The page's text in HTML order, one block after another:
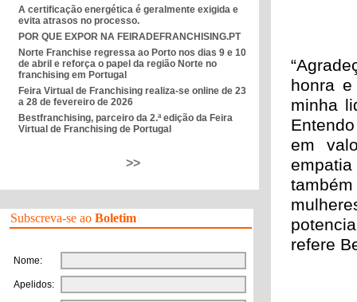
A certificação energética é geralmente exigida e
evita atrasos no processo.
POR QUE EXPOR NA FEIRADEFRANCHISING.PT
Norte Franchise regressa ao Porto nos dias 9 e 10
de abril e reforça o papel da região Norte no
franchising em Portugal
Feira Virtual de Franchising realiza-se online de 23
a 28 de fevereiro de 2026
Bestfranchising, parceiro da 2.ª edição da Feira
Virtual de Franchising de Portugal
>>
Subscreva-se ao Boletim
Nome:
Apelidos:
honra
minha
em
refere